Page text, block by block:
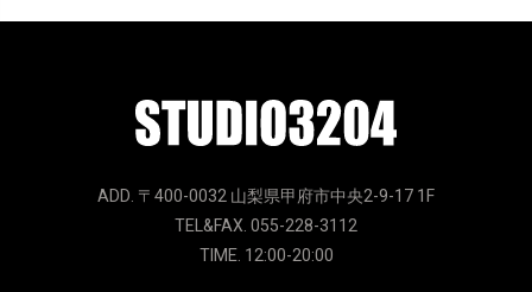
ADD. 〒400-0032 山梨県甲府市中央2-9-17 1F
TEL&FAX. 055-228-3112
TIME. 12:00-20:00